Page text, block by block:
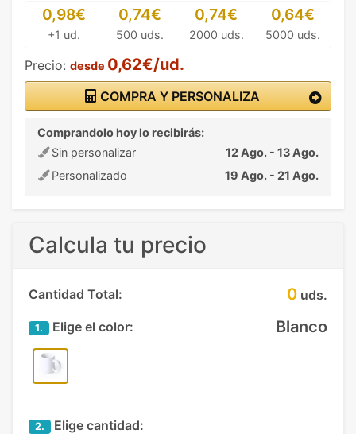
0,98€
+1 ud.
0,74€
500 uds.
0,74€
2000 uds.
0,64€
5000 uds.
Precio: desde 0,62€/ud.
COMPRA Y PERSONALIZA
Comprandolo hoy lo recibirás:
Sin personalizar
12 Ago. - 13 Ago.
Personalizado
19 Ago. - 21 Ago.
Calcula tu precio
Cantidad Total: 0 uds.
1. Elige el color: Blanco
2. Elige cantidad: